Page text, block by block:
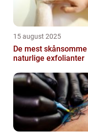
15 august 2025
De mest skånsomme
naturlige exfolianter